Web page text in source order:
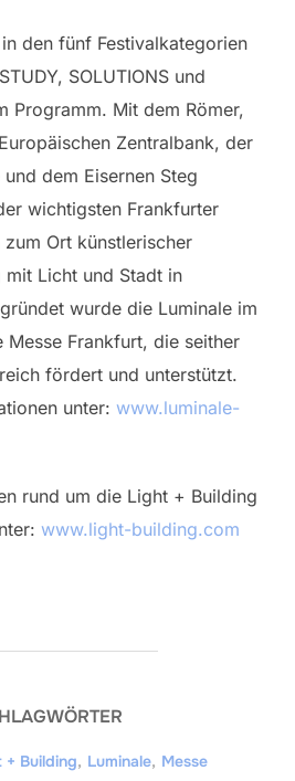
den fünf Festivalkategorien
SOLUTIONS und
Programm. Mit dem Römer,
Zentralbank, der
dem Eisernen Steg
wichtigsten Frankfurter
Ort künstlerischer
mit Licht und Stadt in
wurde die Luminale im
Frankfurt, die seither
fördert und unterstützt.
unter: www.luminale-
rund um die Light + Building
www.light-building.com
+ Building, Luminale, Messe